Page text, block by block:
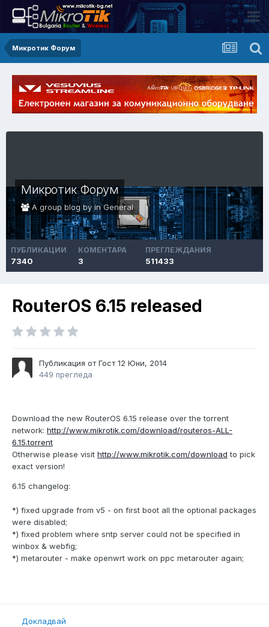
Микротик Форум
Микротик Форум
A group blog by inGeneral
ПУБЛИКАЦИИ
7340
КОМЕНТАРА
3
ПРЕГЛЕЖДАНИЯ
511433
RouterOS 6.15 released
Публикация от Гост12 Юни, 2014
449 прегледа
Download the new RouterOS 6.15 release over the torrent
network: http://www.mikrotik.com/download/routeros-ALL-
6.15.torrent
Otherwise please visit http://www.mikrotik.com/download to pick
exact version!
6.15 changelog:
*) fixed upgrade from v5 - on first boot all the optional packages
were disabled;
*) fixed problem where sntp server could not be specified in
winbox & webfig;
*) metarouter - make openwrt work on ppc metarouter again;
Докладвай